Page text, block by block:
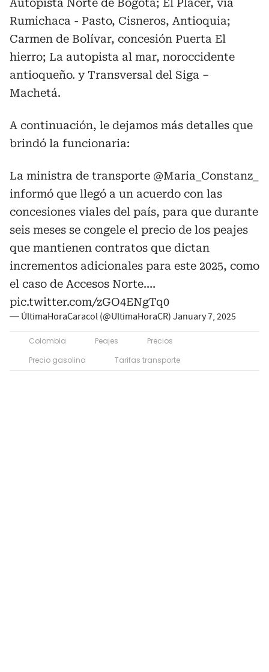
Autopista Norte de Bogotá; El Placer, vía
Rumichaca - Pasto, Cisneros, Antioquia;
Carmen de Bolívar, concesión Puerta El
hierro; La autopista al mar, noroccidente
antioqueño. y Transversal del Siga –
Machetá.
A continuación, le dejamos más detalles que
brindó la funcionaria:
La ministra de transporte @Maria_Constanz_
informó que llegó a un acuerdo con las
concesiones viales del país, para que durante
seis meses se congele el precio de los peajes
que mantienen contratos que dictan
incrementos adicionales para este 2025, como
el caso de Accesos Norte.…
pic.twitter.com/zGO4ENgTq0
— ÚltimaHoraCaracol (@UltimaHoraCR) January 7, 2025
Colombia Peajes
Precios
Precio gasolina
Tarifas transporte